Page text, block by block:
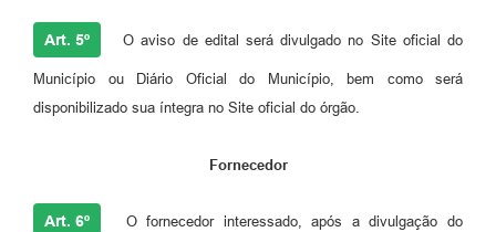
Art. 5º O aviso de edital será divulgado no Site oficial do
Município ou Diário Oficial do Município, bem como será
disponibilizado sua íntegra no Site oficial do órgão.
Fornecedor
Art. 6º O fornecedor interessado, após a divulgação do